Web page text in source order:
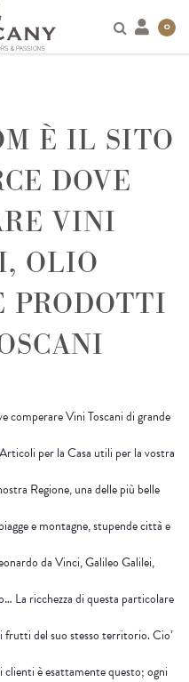
0
È IL SITO
DOVE
VINI
OLIO
PRODOTTI
comperare Vini Toscani di grande
per la Casa utili per la vostra
Regione, una delle più belle
e montagne, stupende città e
da Vinci, Galileo Galilei,
La ricchezza di questa particolare
frutti del suo stesso territorio. Cio’
è esattamente questo; ogni